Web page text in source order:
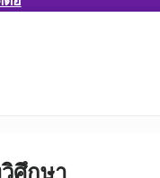
ศึกษา